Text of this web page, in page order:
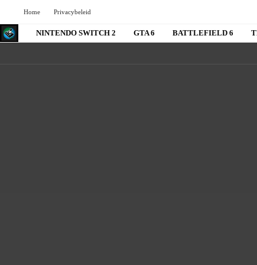
Home Privacybeleid
NINTENDO SWITCH 2 GTA 6 BATTLEFIELD 6